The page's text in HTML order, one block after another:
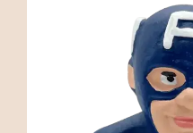
representi el teu